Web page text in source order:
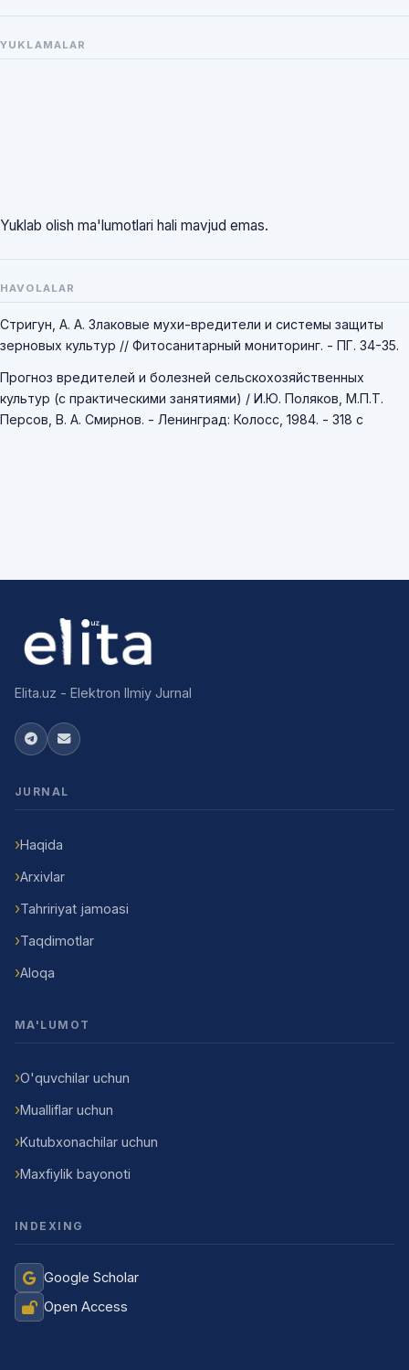
YUKLAMALAR
Yuklab olish ma'lumotlari hali mavjud emas.
HAVOLALAR
Стригун, А. А. Злаковые мухи-вредители и системы защиты
зерновых культур // Фитосанитарный мониторинг. - ПГ. 34-35.
Прогноз вредителей и болезней сельскохозяйственных
культур (с практическими занятиями) / И.Ю. Поляков, М.П.Т.
Персов, В. А. Смирнов. - Ленинград: Колосс, 1984. - 318 с
Elita.uz - Elektron Ilmiy Jurnal
JURNAL
Haqida
Arxivlar
Tahririyat jamoasi
Taqdimotlar
Aloqa
MA'LUMOT
O'quvchilar uchun
Mualliflar uchun
Kutubxonachilar uchun
Maxfiylik bayonoti
INDEXING
Google Scholar
Open Access